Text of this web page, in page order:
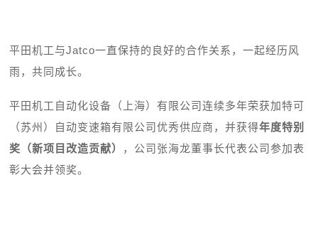
平田机工与Jatco一直保持的良好的合作关系，一起经历风
雨，共同成长。
平田机工自动化设备（上海）有限公司连续多年荣获加特可
（苏州）自动变速箱有限公司优秀供应商，并获得年度特别
奖（新项目改造贡献） ，公司张海龙董事长代表公司参加表
彰大会并领奖。